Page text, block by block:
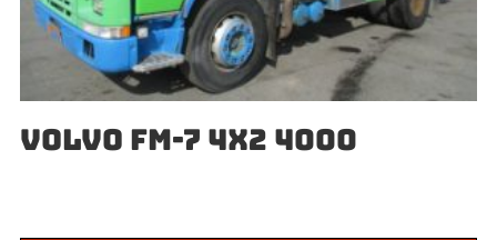
VOLVO FM-7 4X2 4000